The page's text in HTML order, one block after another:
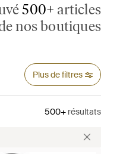
500+ articles
nos boutiques
Plus de filtres
500+ résultats